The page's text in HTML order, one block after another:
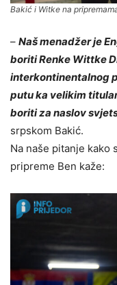
Bakić i Witke na
– Naš menadžer je
boriti Renke Wittke
interkontinentalnog
putu ka velikim
boriti za naslov
srpskom Bakić.
Na naše pitanje kako
pripreme Ben kaže: